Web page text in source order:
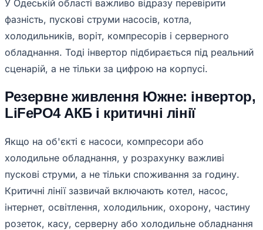
У Одеській області важливо відразу перевірити
фазність, пускові струми насосів, котла,
холодильників, воріт, компресорів і серверного
обладнання. Тоді інвертор підбирається під реальний
сценарій, а не тільки за цифрою на корпусі.
Резервне живлення Южне: інвертор,
LiFePO4 АКБ і критичні лінії
Якщо на об'єкті є насоси, компресори або
холодильне обладнання, у розрахунку важливі
пускові струми, а не тільки споживання за годину.
Критичні лінії зазвичай включають котел, насос,
інтернет, освітлення, холодильник, охорону, частину
розеток, касу, серверну або холодильне обладнання